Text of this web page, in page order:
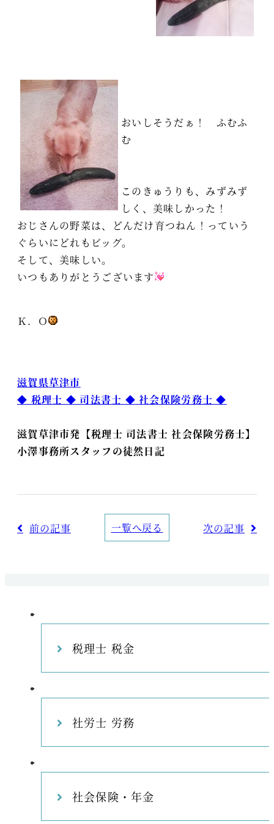
税理士 税金
社労士 労務
社会保険・年金
おいしそうだぁ！ ふむふ
む
このきゅうりも、みずみず
しく、美味しかった！
おじさんの野菜は、どんだけ育つねん！っていう
ぐらいにどれもビッグ。
そして、美味しい。
いつもありがとうございます
Ｋ．Ｏ
滋賀県草津市
◆ 税理士 ◆ 司法書士 ◆ 社会保険労務士 ◆
滋賀草津市発【税理士 司法書士 社会保険労務士】
小澤事務所スタッフの徒然日記
前の記事 一覧へ戻る 次の記事